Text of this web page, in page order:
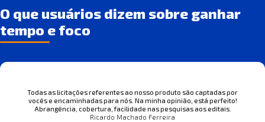
O que usuários dizem sobre ganhar
tempo e foco
Todas as licitações referentes ao nosso produto são captadas por
vocês e encaminhadas para nós. Na minha opinião, está perfeito!
Abrangência, cobertura, facilidade nas pesquisas aos editais.
Ricardo Machado Ferreira